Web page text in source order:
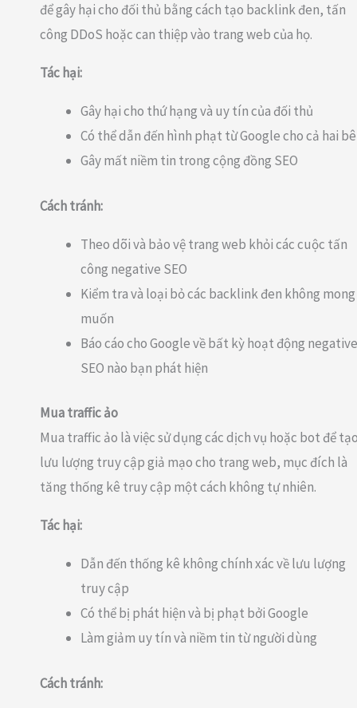
để gây hại cho đối thủ bằng cách tạo backlink đen, tấn
công DDoS hoặc can thiệp vào trang web của họ.
Tác hại:
Gây hại cho thứ hạng và uy tín của đối thủ
Có thể dẫn đến hình phạt từ Google cho cả hai
Gây mất niềm tin trong cộng đồng SEO
Cách tránh:
Theo dõi và bảo vệ trang web khỏi các cuộc tấn
công negative SEO
Kiểm tra và loại bỏ các backlink đen không mong
muốn
Báo cáo cho Google về bất kỳ hoạt động negative
SEO nào bạn phát hiện
Mua traffic ảo
Mua traffic ảo là việc sử dụng các dịch vụ hoặc bot để
lưu lượng truy cập giả mạo cho trang web, mục đích là
tăng thống kê truy cập một cách không tự nhiên.
Tác hại:
Dẫn đến thống kê không chính xác về lưu lượng
truy cập
Có thể bị phát hiện và bị phạt bởi Google
Làm giảm uy tín và niềm tin từ người dùng
Cách tránh: